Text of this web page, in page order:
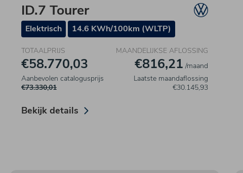
ID.7 Tourer
Elektrisch 14.6 KWh/100km (WLTP)
TOTAALPRIJS
€58.770,03
Aanbevolen catalogusprijs
€73.330,01
MAANDELIJKSE AFLOSSING
€816,21 /maand
Laatste maandaflossing
€30.145,93
Bekijk details